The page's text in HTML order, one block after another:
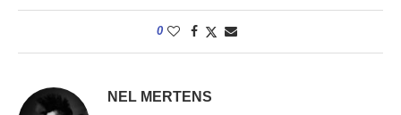
0
NEL MERTENS